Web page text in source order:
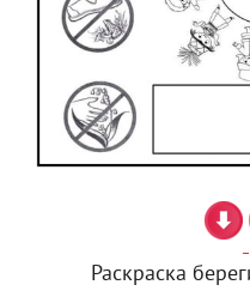
Раскраска